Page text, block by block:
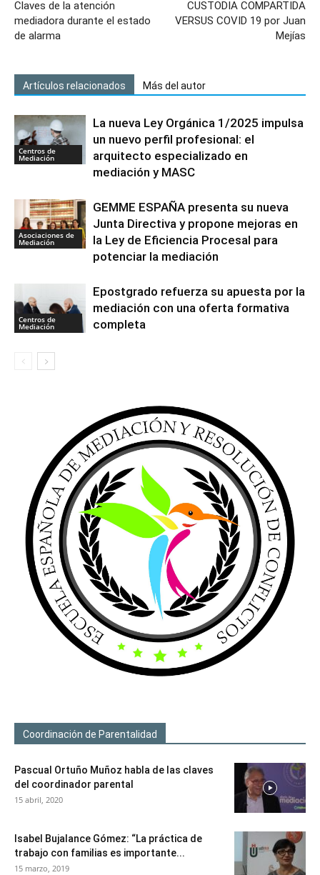
Claves de la atención
mediadora durante el estado
de alarma
CUSTODIA COMPARTIDA
VERSUS COVID 19 por Juan
Mejías
Artículos relacionados Más del autor
Centros de
Mediación
La nueva Ley Orgánica 1/2025 impulsa
un nuevo perfil profesional: el
arquitecto especializado en
mediación y MASC
Asociaciones de
Mediación
GEMME ESPAÑA presenta su nueva
Junta Directiva y propone mejoras en
la Ley de Eficiencia Procesal para
potenciar la mediación
Centros de
Mediación
Epostgrado refuerza su apuesta por la
mediación con una oferta formativa
completa
Coordinación de Parentalidad
Pascual Ortuño Muñoz habla de las claves
del coordinador parental
15 abril, 2020
Isabel Bujalance Gómez: “La práctica de
trabajo con familias es importante...
15 marzo, 2019